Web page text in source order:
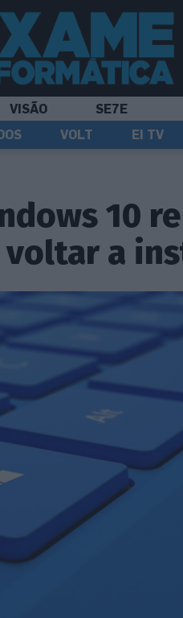
VISÃO
SE7E
VOLT EI TV
10
voltar a